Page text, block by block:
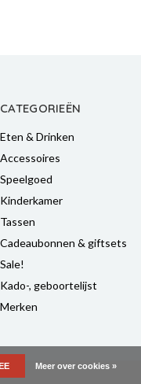
CATEGORIEËN
Eten & Drinken
Accessoires
Speelgoed
Kinderkamer
Tassen
Cadeaubonnen & giftsets
Sale!
Kado-, geboortelijst
Merken
Meer over cookies »